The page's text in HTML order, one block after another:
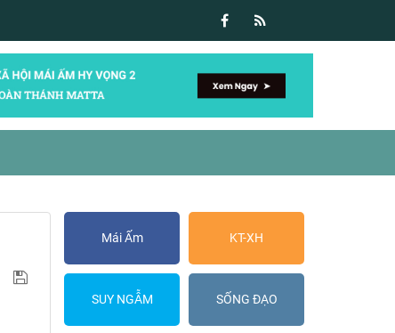
Mái Ấm KT-XH
SUY NGẪM SỐNG ĐẠO